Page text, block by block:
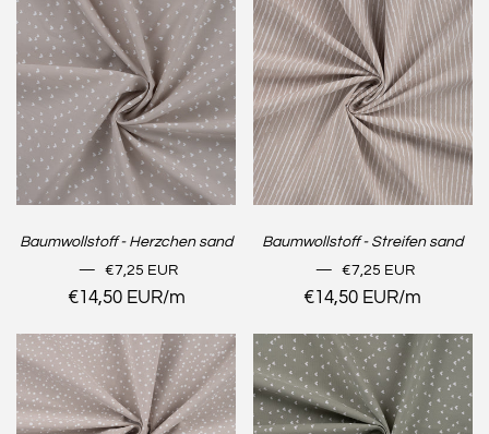
Baumwollstoff - Herzchen sand
—
NORMALER PREIS
€7,25 EUR
Stückpreis
€14,50 EUR/pro
m
Baumwollstoff - Streifen sand
—
NORMALER PREIS
€7,25 EUR
Stückpreis
€14,50 EUR/pro
m